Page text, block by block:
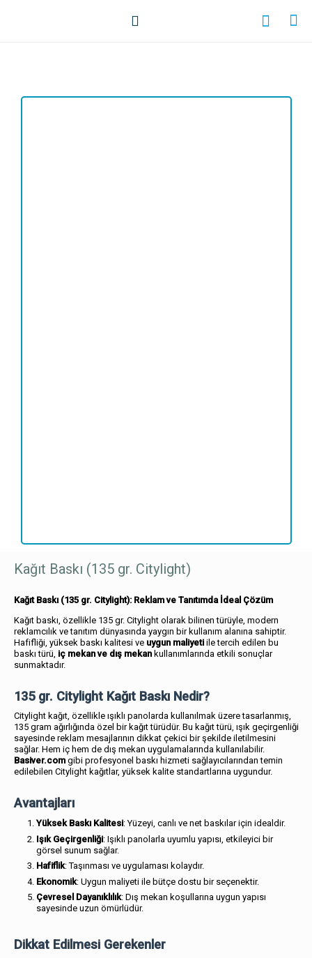
(135
Citylight)
adet
Kağıt Baskı (135 gr. Citylight)
Kağıt Baskı (135 gr. Citylight): Reklam ve Tanıtımda İdeal Çözüm
Kağıt baskı, özellikle 135 gr. Citylight olarak bilinen türüyle, modern
reklamcılık ve tanıtım dünyasında yaygın bir kullanım alanına sahiptir.
Hafifliği, yüksek baskı kalitesi ve uygun maliyetiile tercih edilen bu
baskı türü, iç mekan ve dış mekankullanımlarında etkili sonuçlar
sunmaktadır.
135 gr. Citylight Kağıt Baskı Nedir?
Citylight kağıt, özellikle ışıklı panolarda kullanılmak üzere tasarlanmış,
135 gram ağırlığında özel bir kağıt türüdür. Bu kağıt türü, ışık geçirgenliği
sayesinde reklam mesajlarının dikkat çekici bir şekilde iletilmesini
sağlar. Hem iç hem de dış mekan uygulamalarında kullanılabilir.
Basiver.comgibi profesyonel baskı hizmeti sağlayıcılarından temin
edilebilen Citylight kağıtlar, yüksek kalite standartlarına uygundur.
Avantajları
Yüksek Baskı Kalitesi: Yüzeyi, canlı ve net baskılar için idealdir.
Işık Geçirgenliği: Işıklı panolarla uyumlu yapısı, etkileyici bir
görsel sunum sağlar.
Hafiflik: Taşınması ve uygulaması kolaydır.
Ekonomik: Uygun maliyeti ile bütçe dostu bir seçenektir.
Çevresel Dayanıklılık: Dış mekan koşullarına uygun yapısı
sayesinde uzun ömürlüdür.
Dikkat Edilmesi Gerekenler